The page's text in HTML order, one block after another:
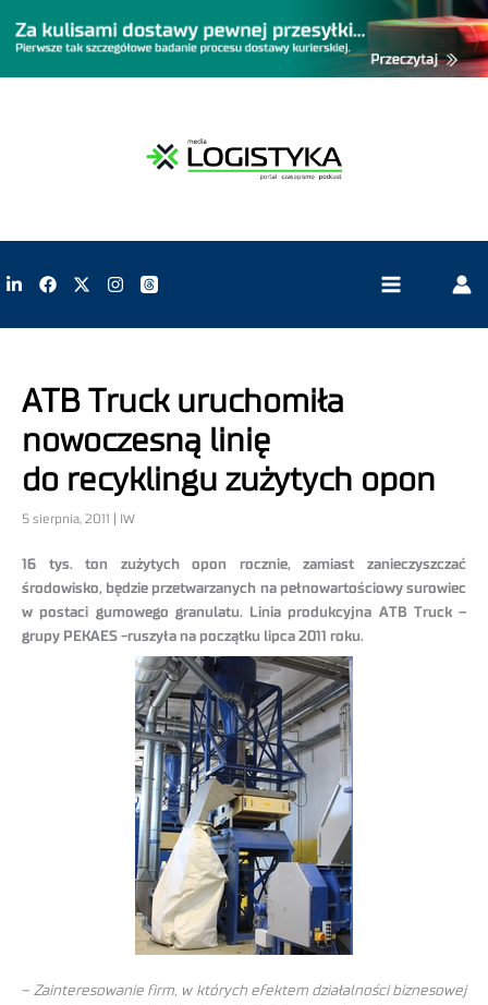
ATB Truck uruchomiła
nowoczesną linię
do recyklingu zużytych opon
5 sierpnia, 2011 | IW
16 tys. ton zużytych opon rocznie, zamiast zanieczyszczać
środowisko, będzie przetwarzanych na pełnowartościowy surowiec
w postaci gumowego granulatu. Linia produkcyjna ATB Truck –
grupy PEKAES -ruszyła na początku lipca 2011 roku.
–Zainteresowanie firm, w których efektem działalności biznesowej